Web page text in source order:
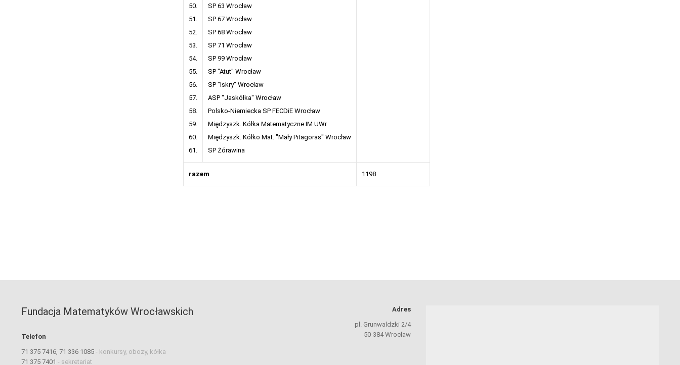
50.
51.
52.
53.
54.
55.
56.
57.
58.
59.
60.
61.
SP 63 Wrocław
SP 67 Wrocław
SP 68 Wrocław
SP 71 Wrocław
SP 99 Wrocław
SP "Atut" Wrocław
SP "Iskry" Wrocław
ASP "Jaskółka" Wrocław
Polsko-Niemiecka SP FECDiE Wrocław
Międzyszk. Kółka Matematyczne IM UWr
Międzyszk. Kółko Mat. "Mały Pitagoras" Wrocław
SP Żórawina
razem 1198
Fundacja Matematyków Wrocławskich
Telefon
71 375 7416, 71 336 1085 - konkursy, obozy, kółka
71 375 7401 - sekretariat
Adres
pl. Grunwaldzki 2/4
50-384 Wrocław